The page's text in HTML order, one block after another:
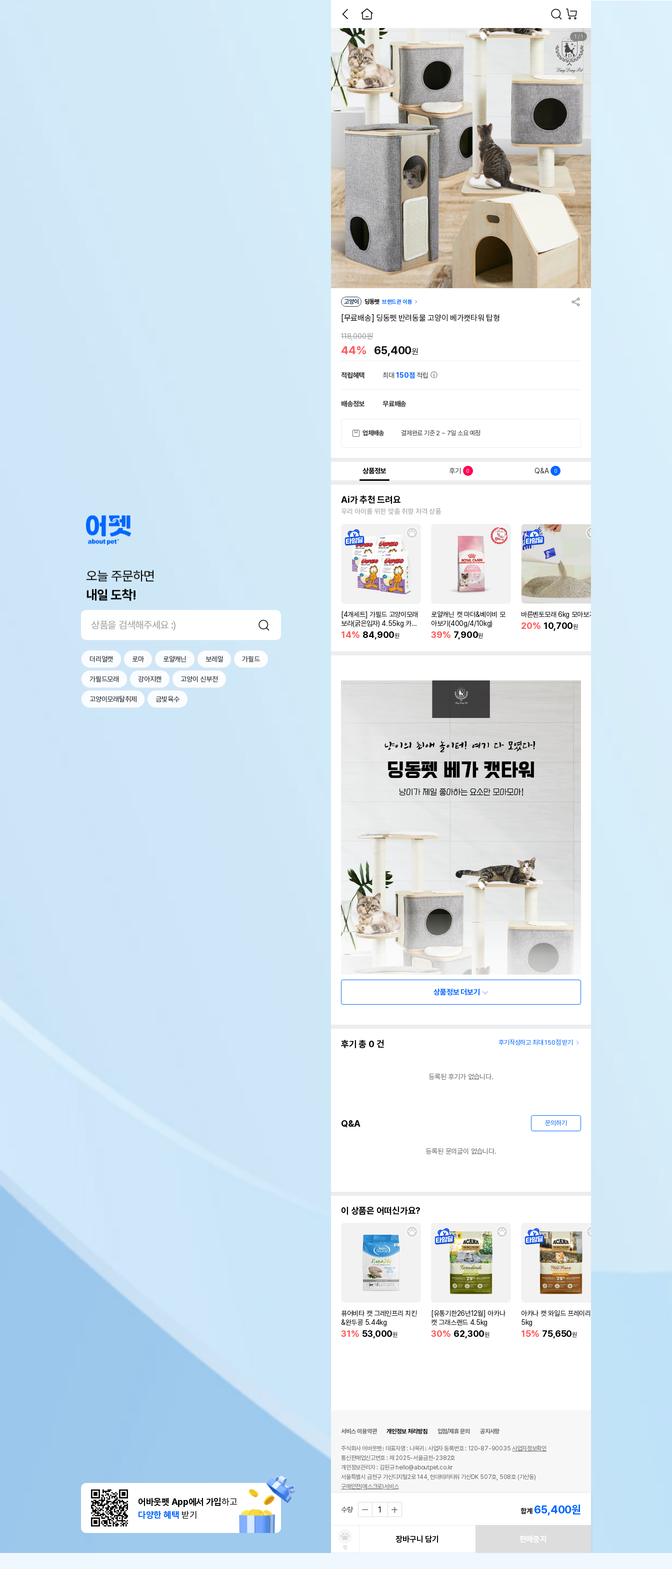
오늘 주문하면
내일 도착!
더리얼캣 로마 로얄캐닌 보레알 가필드
가필드모래 강아지캔 고양이 신부전
고양이모래탈취제 금빛육수
어바웃펫 App에서 가입하고
다양한 혜택 받기
1 / 1
고양이 딩동펫 브랜드관 이동
[무료배송] 딩동펫 반려동물 고양이 베가캣타워 탑형
118,000원
44% 65,400원
적립혜택 최대150점 적립
배송정보 무료배송
업체배송 결제완료 기준 2 ~ 7일 소요 예정
상품정보 후기 0 Q&A 0
Ai가 추천 드려요
우리 아이를 위한 맞춤 취향 저격 상품
[4개세트] 가필드 고양이모래
보라(굵은입자) 4.55kg 카사
바모래
14% 84,900원
로얄캐닌 캣 마더&베이비 모
아보기(400g/4/10kg)
39% 7,900원
바른벤토모래 6kg 모아보기
20% 10,700원
상품정보 더보기
후기 총 0 건 후기작성하고 최대 150점 받기
등록된 후기가 없습니다.
Q&A 문의하기
등록된 문의글이 없습니다.
이 상품은 어떠신가요?
퓨어비타 캣 그레인프리 치킨
&완두콩 5.44kg
31% 53,000원
[유통기한26년12월] 아카나
캣 그래스랜드 4.5kg
30% 62,300원
아카나 캣 와일드 프레이리 4.
5kg
15% 75,650원
수량 합계 65,400원
찜
장바구니 담기 판매중지
서비스 이용약관 개인정보 처리방침 입점/제휴 문의 공지사항
주식회사 어바웃펫 대표자명 : 나옥귀 사업자 등록번호 : 120-87-90035사업자정보확인
통신판매업신고번호 : 제 2025-서울금천-2382호
개인정보관리자 : 김원규 hello@aboutpet.co.kr
서울특별시 금천구 가산디지털2로 144, 현대테라타워 가산DK 507호, 508호 (가산동)
구매안전(에스크로)서비스